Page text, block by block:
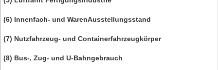
(6) Innenfach- und WarenAusstellungsstand
(7) Nutzfahrzeug- und Containerfahrzeugkörper
(8) Bus-, Zug- und U-Bahngebrauch